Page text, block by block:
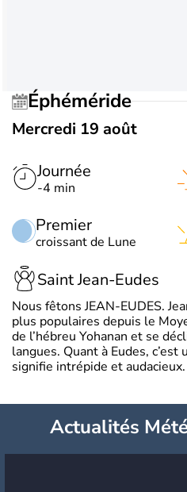
Éphéméride
Mercredi 19 août
Journée
-4 min
Premier
croissant de Lune
Saint Jean-Eudes
Nous fêtons JEAN-EUDES.
plus populaires depuis le
de l’hébreu Yohanan et se
langues. Quant à Eudes,
signifie intrépide et audacieux.
Actualités